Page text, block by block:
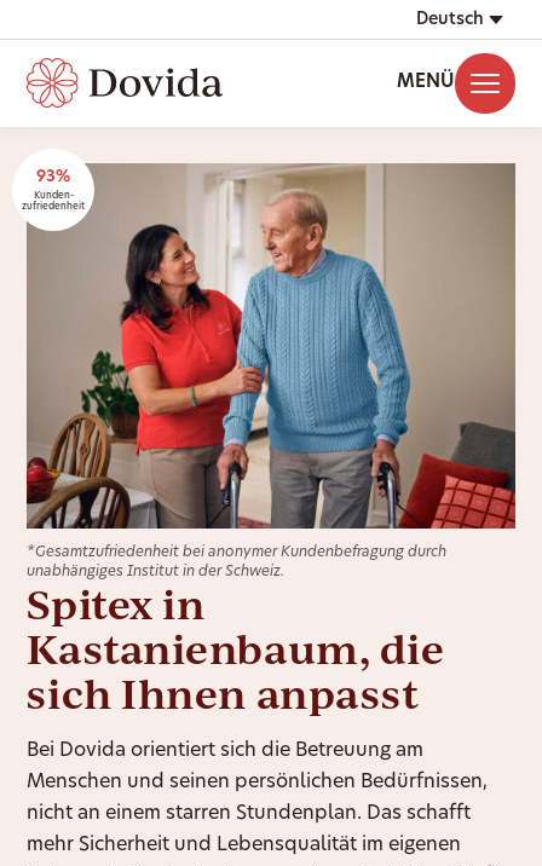
Deutsch
MENÜ
93%
Kunden-
zufriedenheit
*Gesamtzufriedenheit bei anonymer Kundenbefragung durch
unabhängiges Institut in der Schweiz.
Spitex in
Kastanienbaum, die
sich Ihnen anpasst
Bei Dovida orientiert sich die Betreuung am
Menschen und seinen persönlichen Bedürfnissen,
nicht an einem starren Stundenplan. Das schafft
mehr Sicherheit und Lebensqualität im eigenen